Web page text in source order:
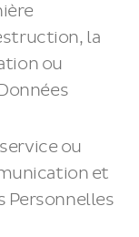
la
ou
ou
et
Personnelles